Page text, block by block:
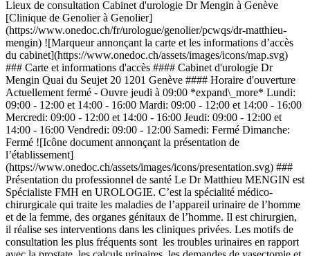
Lieux de consultation Cabinet d'urologie Dr Mengin à Genève
[Clinique de Genolier à Genolier]
(https://www.onedoc.ch/fr/urologue/genolier/pcwqs/dr-matthieu-
mengin) ![Marqueur annonçant la carte et les informations d’accès
du cabinet](https://www.onedoc.ch/assets/images/icons/map.svg)
### Carte et informations d'accès #### Cabinet d'urologie Dr
Mengin Quai du Seujet 20 1201 Genève #### Horaire d'ouverture
Actuellement fermé - Ouvre jeudi à 09:00 *expand\_more* Lundi:
09:00 - 12:00 et 14:00 - 16:00 Mardi: 09:00 - 12:00 et 14:00 - 16:00
Mercredi: 09:00 - 12:00 et 14:00 - 16:00 Jeudi: 09:00 - 12:00 et
14:00 - 16:00 Vendredi: 09:00 - 12:00 Samedi: Fermé Dimanche:
Fermé ![Icône document annonçant la présentation de
l’établissement]
(https://www.onedoc.ch/assets/images/icons/presentation.svg) ###
Présentation du professionnel de santé Le Dr Matthieu MENGIN est
Spécialiste FMH en UROLOGIE. C’est la spécialité médico-
chirurgicale qui traite les maladies de l’appareil urinaire de l’homme
et de la femme, des organes génitaux de l’homme. Il est chirurgien,
il réalise ses interventions dans les cliniques privées. Les motifs de
consultation les plus fréquents sont les troubles urinaires en rapport